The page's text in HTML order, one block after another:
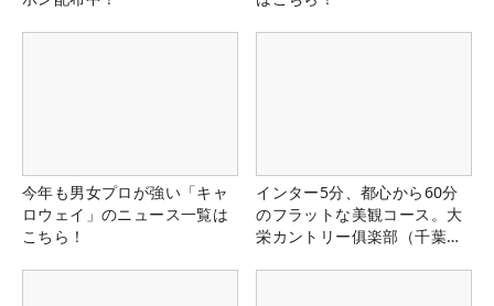
今年も男女プロが強い「キャ
ロウェイ」のニュース一覧は
こちら！
インター5分、都心から60分
のフラットな美観コース。大
栄カントリー俱楽部（千葉